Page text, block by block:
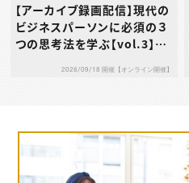
【アーカイブ録画配信】現代の
ビジネスパーソンに必須の３
つの思考法を学ぶ【vol.3】デ
2026/09/18 開催【オンライン開催】